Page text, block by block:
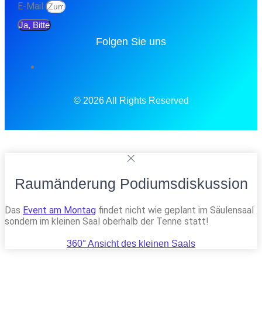
E-Mail
Ja, Bitte
Folgen Sie uns
© 2026 All Rights Reserved
Raumänderung Podiumsdiskussion
Das Event am Montag findet nicht wie geplant im Säulensaal
sondern im kleinen Saal oberhalb der Tenne statt!
360° Ansicht des kleinen Saals